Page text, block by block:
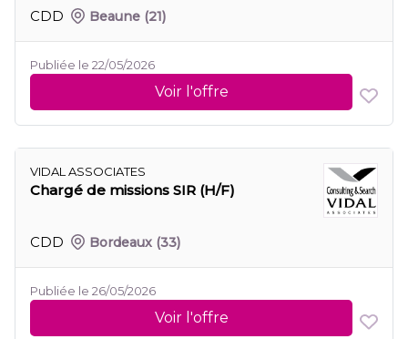
CDD Beaune (21)
Publiée le 22/05/2026
Voir l'offre
VIDAL ASSOCIATES
Chargé de missions SIR (H/F)
CDD Bordeaux (33)
Publiée le 26/05/2026
Voir l'offre